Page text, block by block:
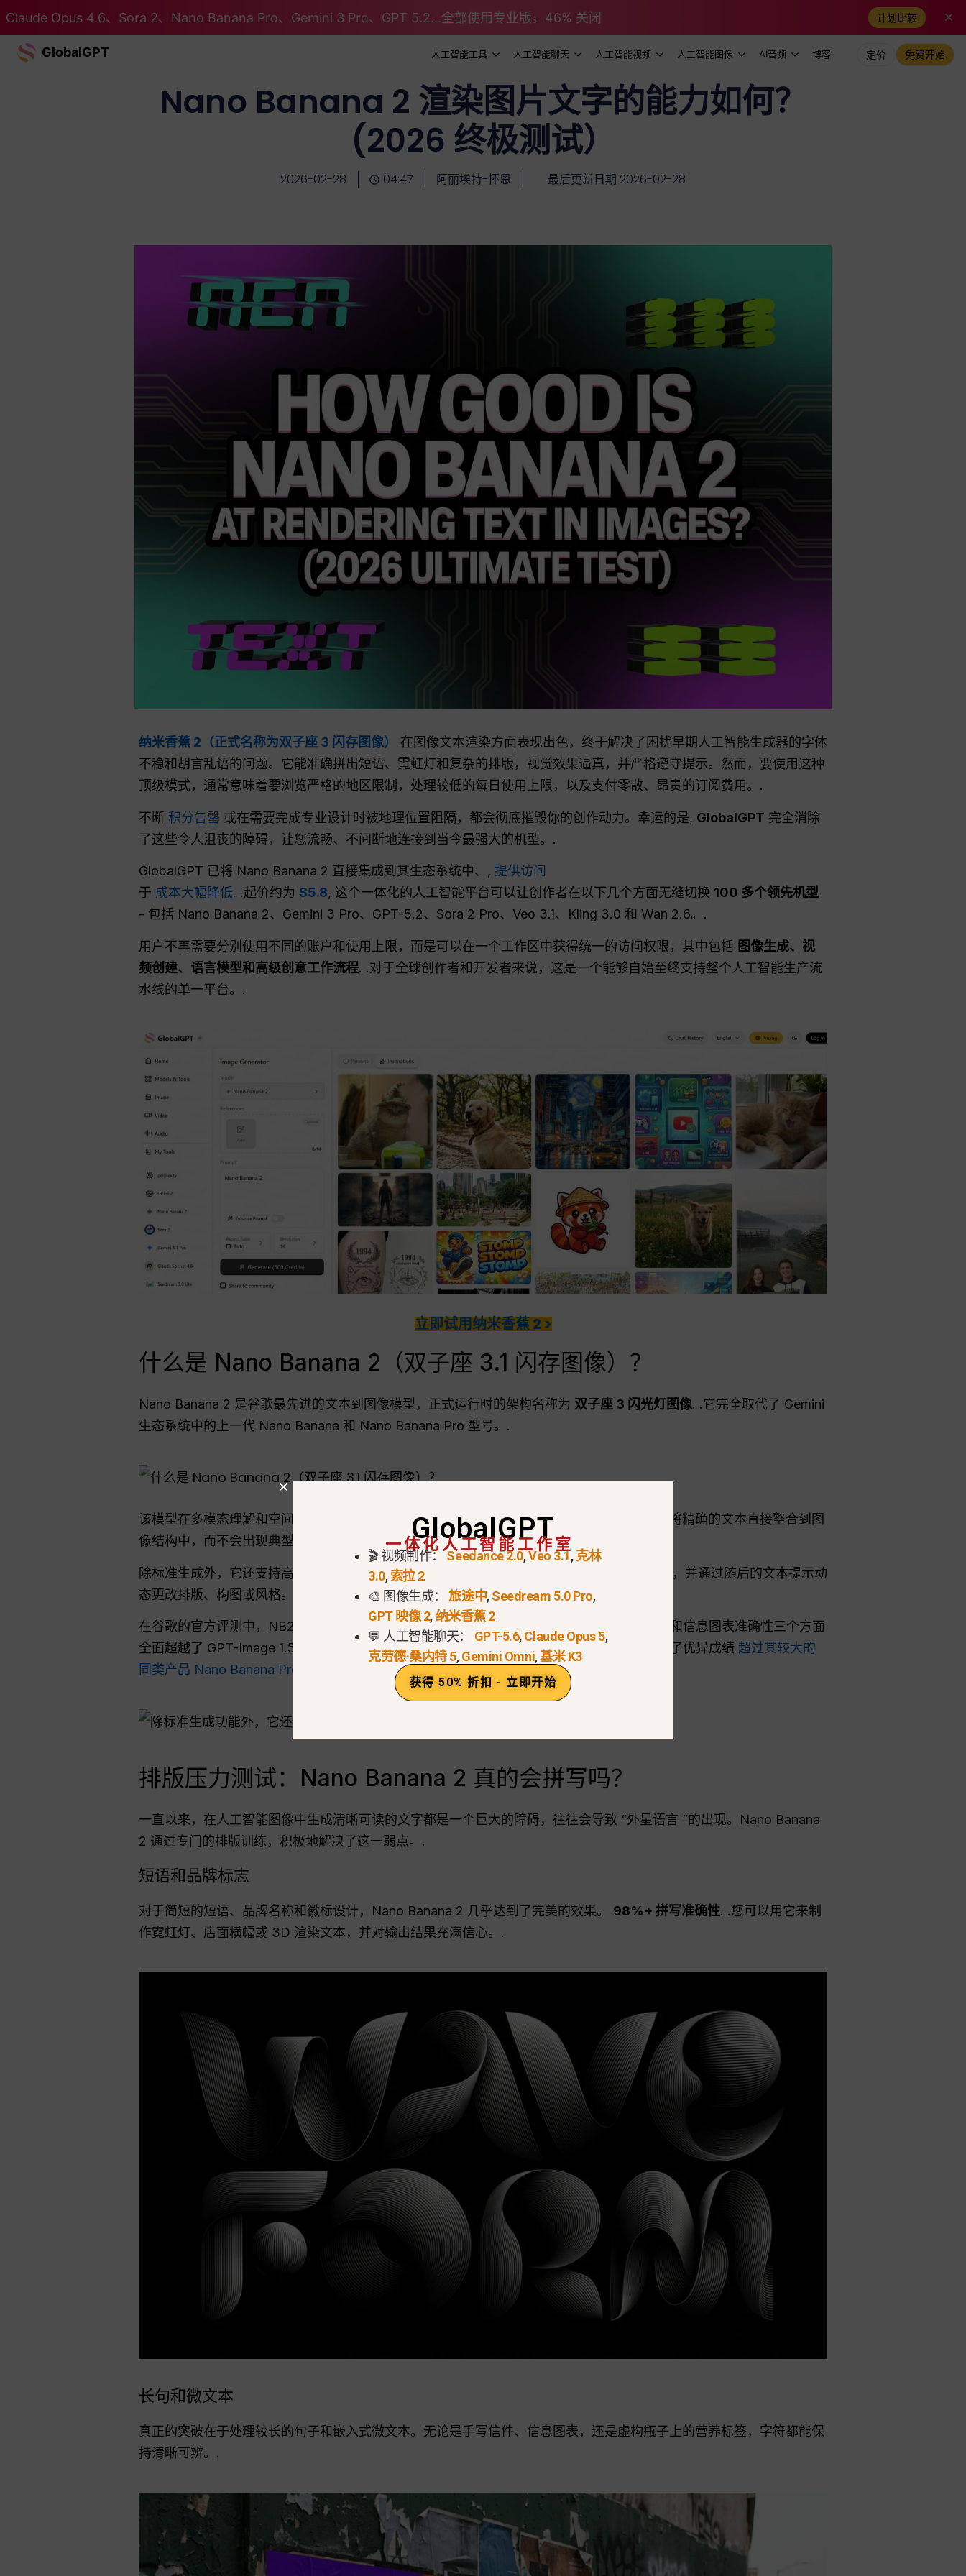
Claude Opus 4.6、Sora 2、Nano Banana Pro、Gemini 3 Pro、GPT 5.2...全部使用专业版。46% 关闭 计划比较
GlobalGPT 人工智能工具 人工智能聊天 人工智能视频 人工智能图像 AI音频 博客 定价 免费开始
Nano Banana 2 渲染图片文字的能力如何？
(2026 终极测试）
2026-02-28 04:47 阿丽埃特-怀恩 最后更新日期 2026-02-28
纳米香蕉 2（正式名称为双子座 3 闪存图像）
在图像文本渲染方面表现出色，终于解决了困扰早期人工智能生成器的字体
不稳和胡言乱语的问题。它能准确拼出短语、霓虹灯和复杂的排版，视觉效果逼真，并严格遵守提示。然而，要使用这种
顶级模式，通常意味着要浏览严格的地区限制，处理较低的每日使用上限，以及支付零散、昂贵的订阅费用。.
不断 积分告罄 或在需要完成专业设计时被地理位置阻隔，都会彻底摧毁你的创作动力。幸运的是, GlobalGPT 完全消除
了这些令人沮丧的障碍，让您流畅、不间断地连接到当今最强大的机型。.
GlobalGPT 已将 Nano Banana 2 直接集成到其生态系统中、, 提供访问
于 成本大幅降低. .起价约为 $5.8, 这个一体化的人工智能平台可以让创作者在以下几个方面无缝切换 100 多个领先机型
- 包括 Nano Banana 2、Gemini 3 Pro、GPT-5.2、Sora 2 Pro、Veo 3.1、Kling 3.0 和 Wan 2.6。.
用户不再需要分别使用不同的账户和使用上限，而是可以在一个工作区中获得统一的访问权限，其中包括 图像生成、视
频创建、语言模型和高级创意工作流程. .对于全球创作者和开发者来说，这是一个能够自始至终支持整个人工智能生产流
水线的单一平台。.
立即试用纳米香蕉 2 >
什么是 Nano Banana 2（双子座 3.1 闪存图像）？
Nano Banana 2 是谷歌最先进的文本到图像模型，正式运行时的架构名称为 双子座 3 闪光灯图像. .它完全取代了 Gemini
生态系统中的上一代 Nano Banana 和 Nano Banana Pro 型号。.
该模型在多模态理解和空间感知方面实现了巨大飞跃。它专门设计用于处理复杂的用户提示，将精确的文本直接整合到图
像结构中，而不会出现典型的人工智能失真或字符交换。.
除标准生成外，它还支持高级 图像+文本到图像编辑功能。这意味着您可以生成一个基本图像，并通过随后的文本提示动
态更改排版、构图或风格。.
在谷歌的官方评测中，NB2（启用了思考、文本搜索和图像搜索）不仅在总体偏好、视觉质量和信息图表准确性三个方面
全面超越了 GPT-Image 1.5 和 Grok Imagine Image Pro 等竞争对手，而且还在以下方面取得了优异成绩 超过其较大的
同类产品 Nano Banana Pro
排版压力测试：Nano Banana 2 真的会拼写吗？
一直以来，在人工智能图像中生成清晰可读的文字都是一个巨大的障碍，往往会导致 “外星语言 ”的出现。Nano Banana
2 通过专门的排版训练，积极地解决了这一弱点。.
短语和品牌标志
对于简短的短语、品牌名称和徽标设计，Nano Banana 2 几乎达到了完美的效果。 98%+ 拼写准确性. .您可以用它来制
作霓虹灯、店面横幅或 3D 渲染文本，并对输出结果充满信心。.
长句和微文本
真正的突破在于处理较长的句子和嵌入式微文本。无论是手写信件、信息图表，还是虚构瓶子上的营养标签，字符都能保
持清晰可辨。.
GlobalGPT
一体化人工智能工作室
🎬 视频制作：Seedance 2.0,Veo 3.1,克林
3.0,索拉 2
🎨 图像生成： 旅途中,Seedream 5.0 Pro,
GPT 映像 2,纳米香蕉 2
💬 人工智能聊天： GPT-5.6,Claude Opus 5,
克劳德·桑内特 5,Gemini Omni,基米 K3
获得 50% 折扣 - 立即开始